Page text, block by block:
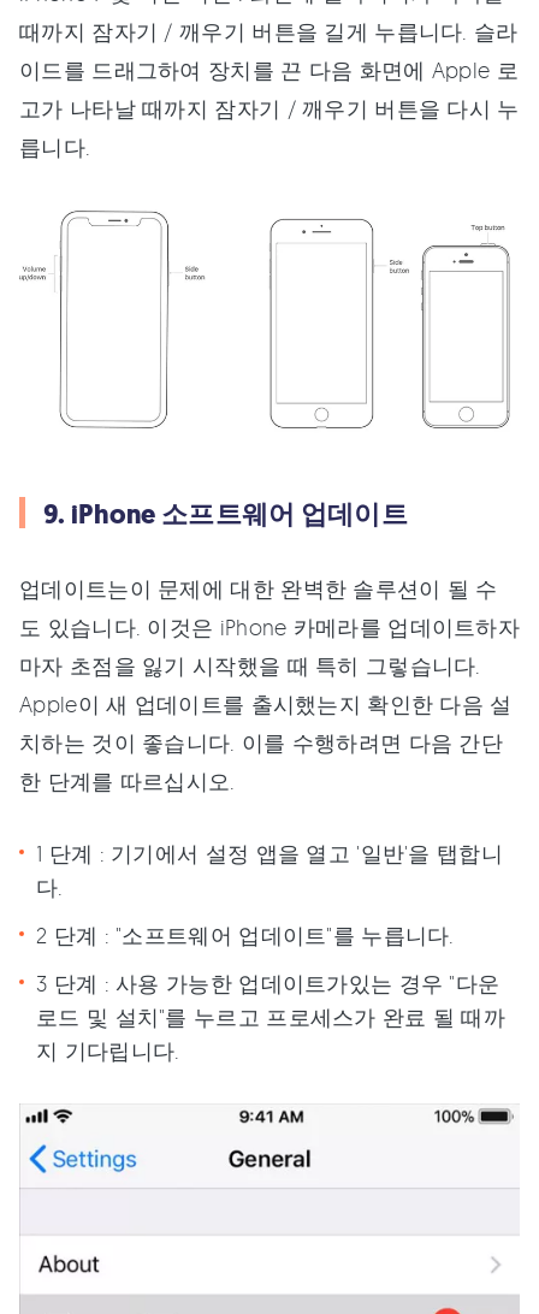
때까지 잠자기 / 깨우기 버튼을 길게 누릅니다. 슬라
이드를 드래그하여 장치를 끈 다음 화면에 Apple 로
고가 나타날 때까지 잠자기 / 깨우기 버튼을 다시 누
릅니다.
9. iPhone 소프트웨어 업데이트
업데이트는이 문제에 대한 완벽한 솔루션이 될 수
도 있습니다. 이것은 iPhone 카메라를 업데이트하자
마자 초점을 잃기 시작했을 때 특히 그렇습니다.
Apple이 새 업데이트를 출시했는지 확인한 다음 설
치하는 것이 좋습니다. 이를 수행하려면 다음 간단
한 단계를 따르십시오.
1 단계 : 기기에서 설정 앱을 열고 '일반'을 탭합니
다.
2 단계 : "소프트웨어 업데이트"를 누릅니다.
3 단계 : 사용 가능한 업데이트가있는 경우 "다운
로드 및 설치"를 누르고 프로세스가 완료 될 때까
지 기다립니다.